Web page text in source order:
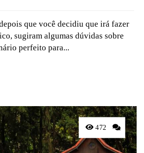
que você decidiu que irá fazer
sugiram algumas dúvidas sobre
perfeito para...
472